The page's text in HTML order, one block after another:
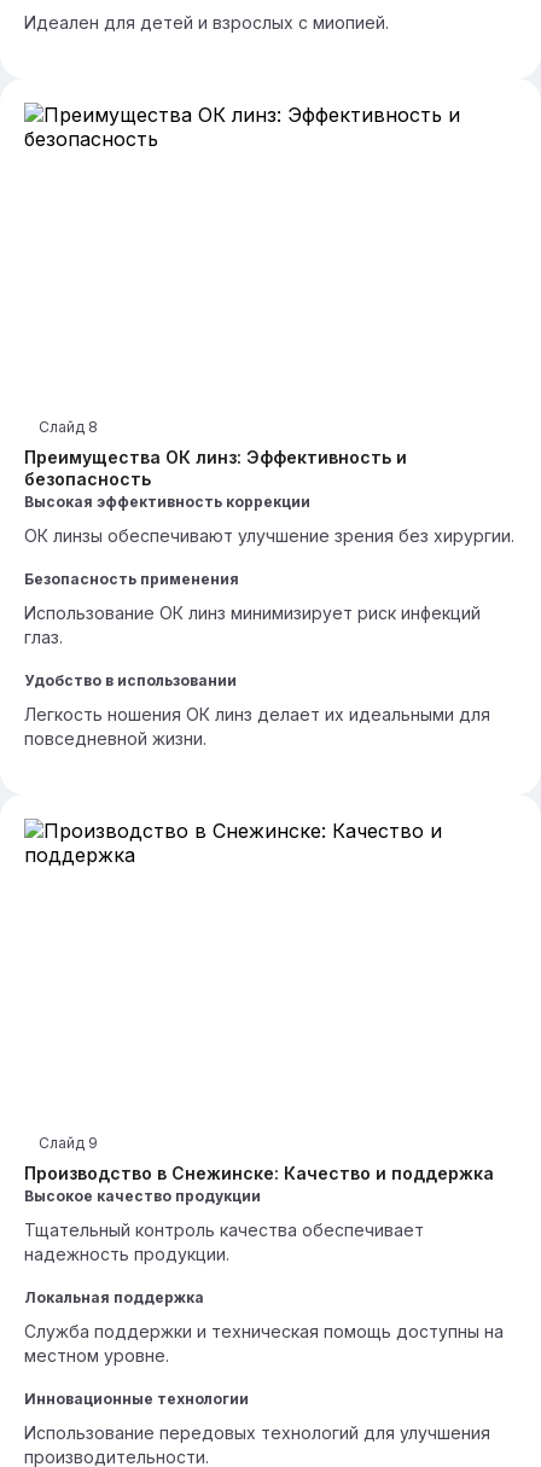
Идеален для детей и взрослых с миопией.
Преимущества ОК линз: Эффективность и
безопасность
Слайд 8
Высокая эффективность коррекции
ОК линзы обеспечивают улучшение зрения без хирургии.
Безопасность применения
Использование ОК линз минимизирует риск инфекций
глаз.
Удобство в использовании
Легкость ношения ОК линз делает их идеальными для
повседневной жизни.
Производство в Снежинске: Качество и поддержка
Слайд 9
Высокое качество продукции
Тщательный контроль качества обеспечивает
надежность продукции.
Локальная поддержка
Служба поддержки и техническая помощь доступны на
местном уровне.
Инновационные технологии
Использование передовых технологий для улучшения
производительности.